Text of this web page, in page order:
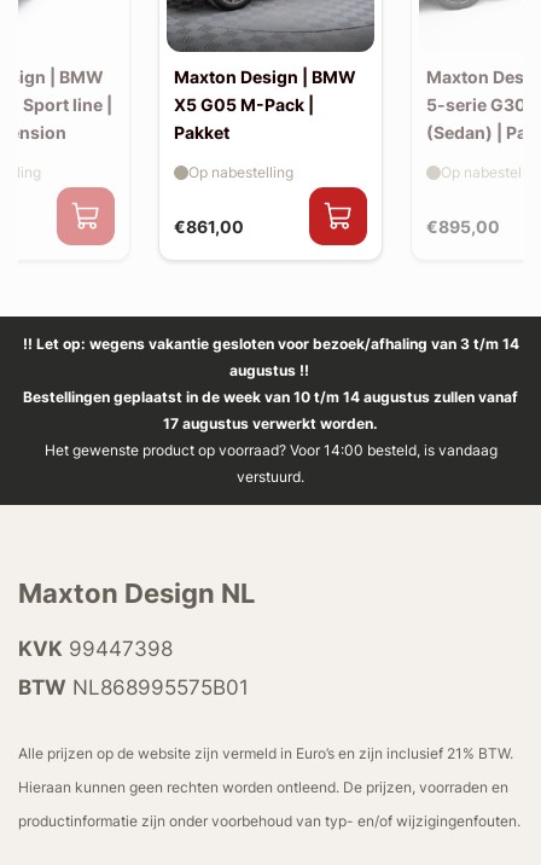
| BMW
Sport line |
Maxton Design | BMW
X5 G05 M-Pack |
Pakket
€861,00
Op nabestelling
Maxton
5-serie G30
(Sedan) |
€895,00
Op
!! Let op: wegens vakantie gesloten voor bezoek/afhaling van 3 t/m 14
augustus !!
Bestellingen geplaatst in de week van 10 t/m 14 augustus zullen vanaf
17 augustus verwerkt worden.
Het gewenste product op voorraad? Voor 14:00 besteld, is vandaag
verstuurd.
Maxton Design NL
KVK 99447398
BTW NL868995575B01
Alle prijzen op de website zijn vermeld in Euro’s en zijn inclusief 21% BTW.
Hieraan kunnen geen rechten worden ontleend. De prijzen, voorraden en
productinformatie zijn onder voorbehoud van typ- en/of wijzigingenfouten.